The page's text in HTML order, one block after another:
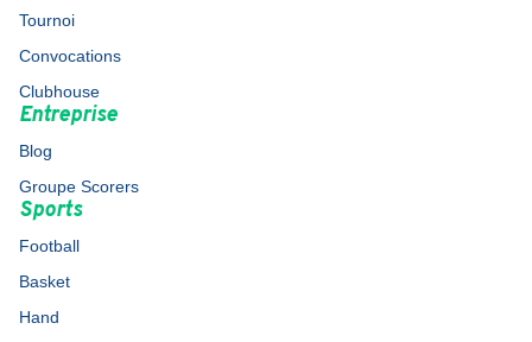
Tournoi
Convocations
Clubhouse
Entreprise
Blog
Groupe Scorers
Sports
Football
Basket
Hand